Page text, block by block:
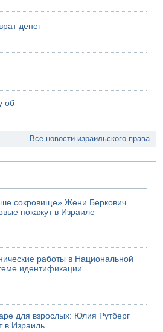
денег
об
Все новости израильского права
сокровище» Жени Беркович
покажут в Израиле
работы в Национальной
идентификации
для взрослых: Юлия Рутберг
в Израиль